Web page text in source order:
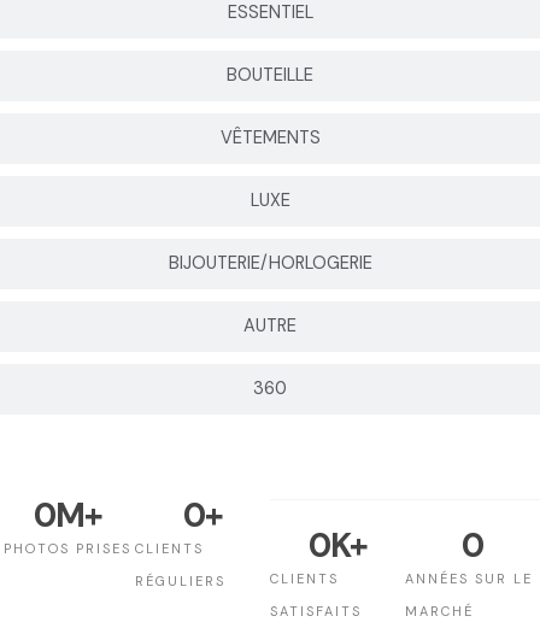
ESSENTIEL
BOUTEILLE
VÊTEMENTS
LUXE
BIJOUTERIE/HORLOGERIE
AUTRE
360
PHOTOS PRISES
0M+
CLIENTS
RÉGULIERS
0+
CLIENTS
SATISFAITS
0K+
ANNÉES SUR LE
MARCHÉ
0